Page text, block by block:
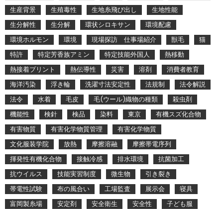
生産背景
生殖毒性 生地糸飛び出し
生地性能
生分解性
生分解 環状シロキサン
環境配慮
環境ホルモン
環境 現場探訪 仕事場紹介 獣毛
猫
特許
特定芳香族アミン 特定技能外国人
熱移動
熱接着プリント
熱伝導性 災害 溶剤
消費者教育
海洋汚染
浮き輪 洗濯寸法安定性 法規制
法令解説
法令
水着 毛皮 毛(ウール)織物の種類
殺虫剤
機能性
検針 検品 染料 東京
有機スズ化合物
有害物質
有害化学物質管理
有害化学物質
文化服装学院
放熱 摩擦溶融
摩擦帯電序列
揮発性有機化合物
接触冷感 排水環境
抗菌加工
抗ウイルス
技能実習制度 微生物
引き裂き
帯電性試験
布の風合い 工場監査 展示会
寝具
富岡製糸場
安定剤 安全衛生 安全性
子ども服